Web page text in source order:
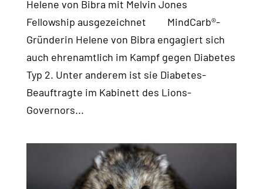
Helene von Bibra mit Melvin Jones
Fellowship ausgezeichnet MindCarb®-
Gründerin Helene von Bibra engagiert sich
auch ehrenamtlich im Kampf gegen Diabetes
Typ 2. Unter anderem ist sie Diabetes-
Beauftragte im Kabinett des Lions-
Governors...